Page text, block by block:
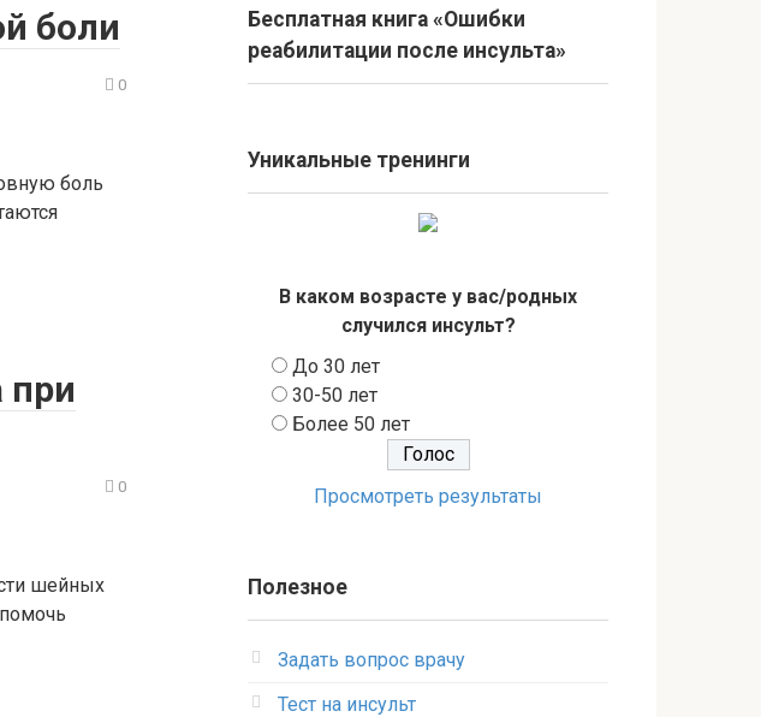
боли
0
боль
при
0
шейных
Бесплатная книга «Ошибки
реабилитации после инсульта»
Уникальные тренинги
В каком возрасте у вас/родных
случился инсульт?
До 30 лет
30-50 лет
Более 50 лет
Просмотреть результаты
Полезное
Задать вопрос врачу
Тест на инсульт